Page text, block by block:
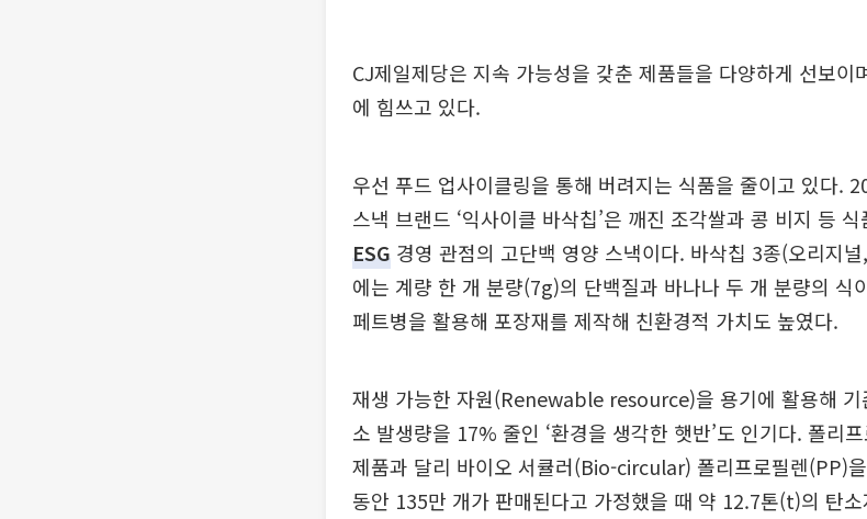
CJ제일제당은 지속 가능성을 갖춘 제품들을 다양하게 선보이
에 힘쓰고 있다.
우선 푸드 업사이클링을 통해 버려지는 식품을 줄이고 있다.
스낵 브랜드 ‘익사이클 바삭칩’은 깨진 조각쌀과 콩 비지 등
ESG 경영 관점의 고단백 영양 스낵이다. 바삭칩 3종(오리지
에는 계량 한 개 분량(7g)의 단백질과 바나나 두 개 분량의 식
페트병을 활용해 포장재를 제작해 친환경적 가치도 높였다.
재생 가능한 자원(Renewable resource)을 용기에 활용해 기
소 발생량을 17% 줄인 ‘환경을 생각한 햇반’도 인기다. 폴리
제품과 달리 바이오 서큘러(Bio-circular) 폴리프로필렌(PP)
동안 135만 개가 판매된다고 가정했을 때 약 12.7톤(t)의 탄